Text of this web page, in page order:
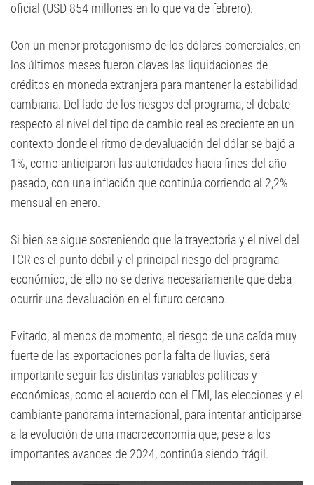
oficial (USD 854 millones en lo que va de febrero).
Con un menor protagonismo de los dólares comerciales, en
los últimos meses fueron claves las liquidaciones de
créditos en moneda extranjera para mantener la estabilidad
cambiaria. Del lado de los riesgos del programa, el debate
respecto al nivel del tipo de cambio real es creciente en un
contexto donde el ritmo de devaluación del dólar se bajó a
1%, como anticiparon las autoridades hacia fines del año
pasado, con una inflación que continúa corriendo al 2,2%
mensual en enero.
Si bien se sigue sosteniendo que la trayectoria y el nivel del
TCR es el punto débil y el principal riesgo del programa
económico, de ello no se deriva necesariamente que deba
ocurrir una devaluación en el futuro cercano.
Evitado, al menos de momento, el riesgo de una caída muy
fuerte de las exportaciones por la falta de lluvias, será
importante seguir las distintas variables políticas y
económicas, como el acuerdo con el FMI, las elecciones y el
cambiante panorama internacional, para intentar anticiparse
a la evolución de una macroeconomía que, pese a los
importantes avances de 2024, continúa siendo frágil.